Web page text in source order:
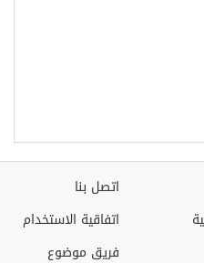
اتصل بنا
اتفاقية الاستخدام
فريق موضوع